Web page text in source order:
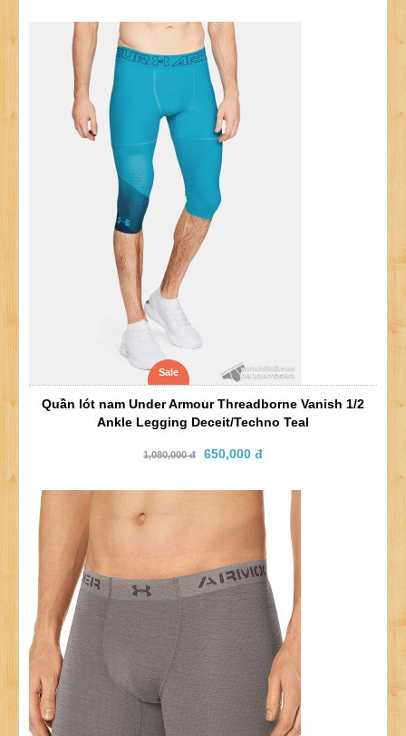
Sale
Quần lót nam Under Armour Threadborne Vanish 1/2
Ankle Legging Deceit/Techno Teal
1,080,000 đ 650,000 đ